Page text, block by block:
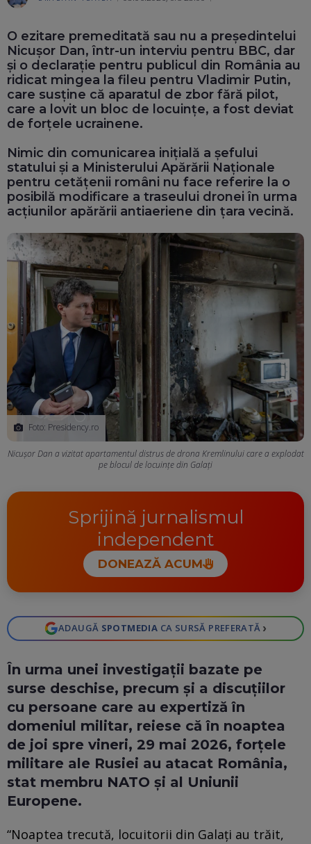
O ezitare premeditată sau nu a președintelui
Nicușor Dan, într-un interviu pentru BBC, dar
și o declarație pentru publicul din România au
ridicat mingea la fileu pentru Vladimir Putin,
care susține că aparatul de zbor fără pilot,
care a lovit un bloc de locuințe, a fost deviat
de forțele ucrainene.
Nimic din comunicarea inițială a șefului
statului și a Ministerului Apărării Naționale
pentru cetățenii români nu face referire la o
posibilă modificare a traseului dronei în urma
acțiunilor apărării antiaeriene din țara vecină.
Foto: Presidency.ro
Nicușor Dan a vizitat apartamentul distrus de drona Kremlinului care a explodat
pe blocul de locuințe din Galați
Sprijină jurnalismul
independent
DONEAZĂ ACUM
ADAUGĂ SPOTMEDIA CA SURSĂ PREFERATĂ ›
În urma unei investigații bazate pe
surse deschise, precum și a discuțiilor
cu persoane care au expertiză în
domeniul militar, reiese că în noaptea
de joi spre vineri, 29 mai 2026, forțele
militare ale Rusiei au atacat România,
stat membru NATO și al Uniunii
Europene.
“Noaptea trecută, locuitorii din Galați au trăit,